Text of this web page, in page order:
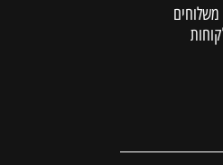
משלוחים